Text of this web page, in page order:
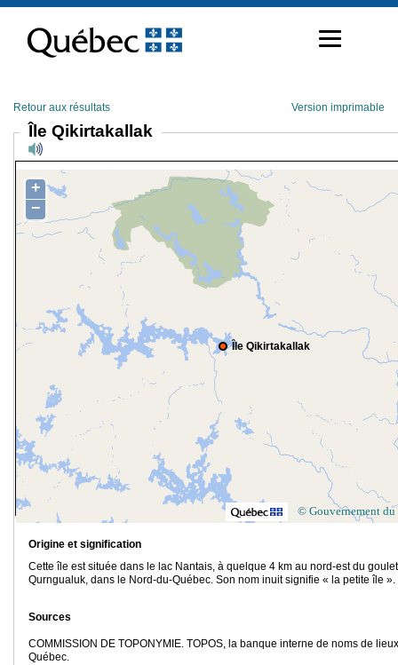
contenu
Retour aux résultats Version imprimable
Île Qikirtakallak
Île Qikirtakallak
+
−
© Gouvernement du
Origine et signification
Cette île est située dans le lac Nantais, à quelque 4 km au nord-est du goulet
Qurngualuk, dans le Nord-du-Québec. Son nom inuit signifie « la petite île ».
Sources
COMMISSION DE TOPONYMIE. TOPOS, la banque interne de noms de
Québec.